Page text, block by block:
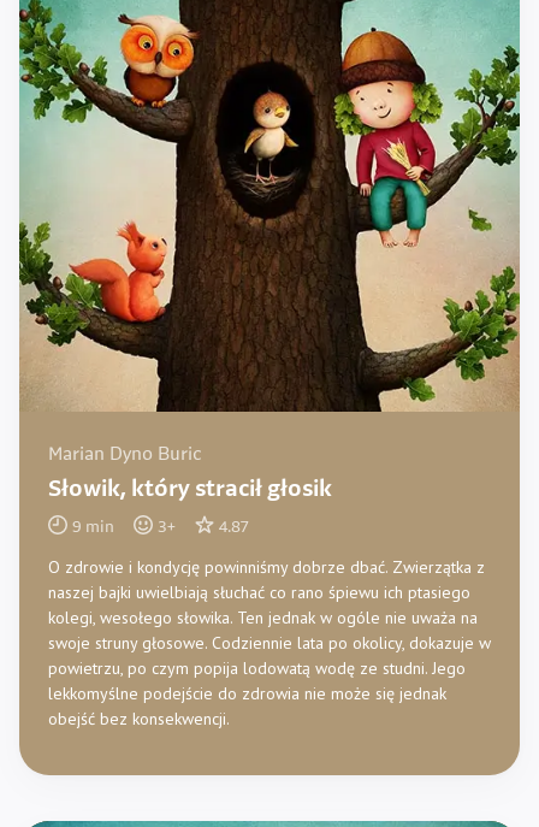
Marian Dyno Buric
Słowik, który stracił głosik
9 min 3+ 4.87
O zdrowie i kondycję powinniśmy dobrze dbać. Zwierzątka z
naszej bajki uwielbiają słuchać co rano śpiewu ich ptasiego
kolegi, wesołego słowika. Ten jednak w ogóle nie uważa na
swoje struny głosowe. Codziennie lata po okolicy, dokazuje w
powietrzu, po czym popija lodowatą wodę ze studni. Jego
lekkomyślne podejście do zdrowia nie może się jednak
obejść bez konsekwencji.